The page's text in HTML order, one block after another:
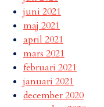
juni 2021
maj 2021
april 2021
mars 2021
februari 2021
januari 2021
december 2020